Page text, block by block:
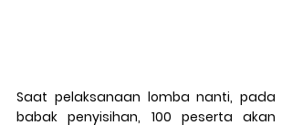
Saat pelaksanaan lomba nanti, pada
babak penyisihan, 100 peserta akan